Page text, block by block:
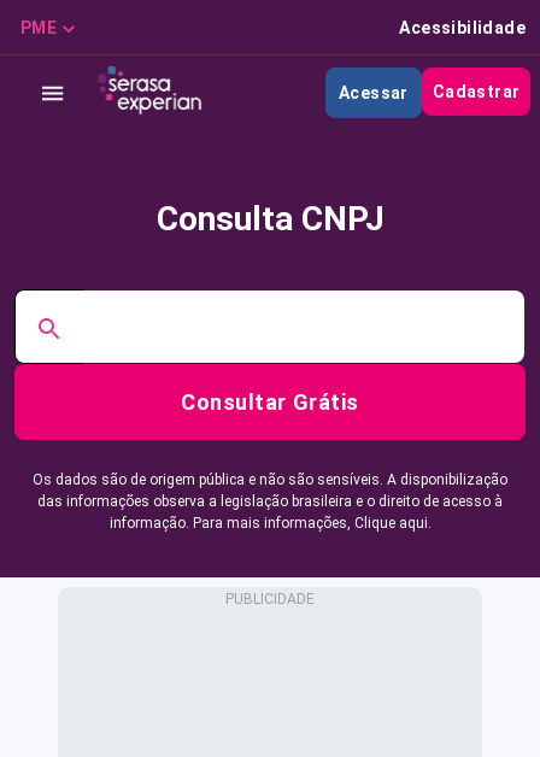
PME Acessibilidade
Acessar Cadastrar
Consulta CNPJ
Consultar Grátis
Os dados são de origem pública e não são sensíveis. A disponibilização
das informações observa a legislação brasileira e o direito de acesso à
informação. Para mais informações, Clique aqui.